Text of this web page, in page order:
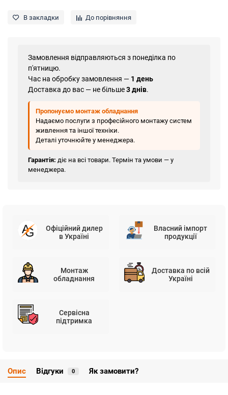
В закладки До порівняння
Замовлення відправляються з понеділка по
п'ятницю.
Час на обробку замовлення — 1 день
Доставка до вас — не більше3 днів.
Пропонуємо монтаж обладнання
Надаємо послуги з професійного монтажу систем
живлення та іншої техніки.
Деталі уточнюйте у менеджера.
Гарантія: діє на всі товари. Термін та умови — у
менеджера.
Офіційний дилер
в Україні
Власний імпорт
продукції
Монтаж
обладнання
Доставка по всій
Україні
Сервісна
підтримка
Опис Відгуки 0 Як замовити?